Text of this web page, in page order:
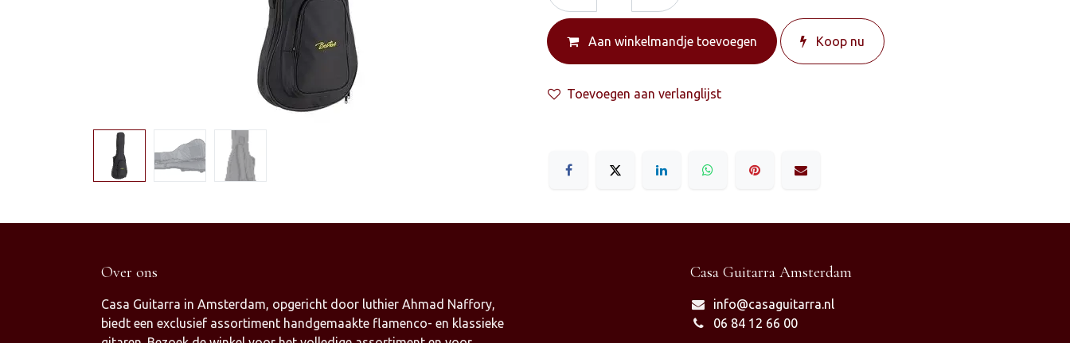
Aan winkelmandje toevoegen Koop nu
Toevoegen aan verlanglijst
Over ons
Casa Guitarra in Amsterdam, opgericht door luthier Ahmad Naffory,
biedt een exclusief assortiment handgemaakte flamenco- en klassieke
Casa Guitarra Amsterdam
info@casaguitarra.nl
06 84 12 66 00